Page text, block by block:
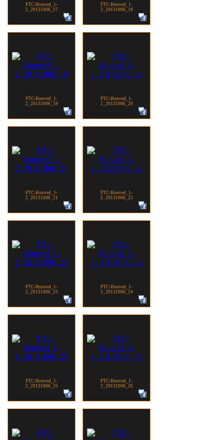
FTC-Honved_1-
2_20131006_17
FTC-Honved_1-
2_20131006_18
FTC-Honved_1-
2_20131006_19
FTC-Honved_1-
2_20131006_20
FTC-Honved_1-
2_20131006_21
FTC-Honved_1-
2_20131006_22
FTC-Honved_1-
2_20131006_23
FTC-Honved_1-
2_20131006_24
FTC-Honved_1-
2_20131006_25
FTC-Honved_1-
2_20131006_26